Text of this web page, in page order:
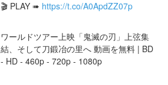
🎬 PLAY ➠ https://t.co/A0ApdZZ07p
ワールドツアー上映「鬼滅の刃」上弦集
結、そして刀鍛冶の里へ 動画を無料 | BD
- HD - 460p - 720p - 1080p